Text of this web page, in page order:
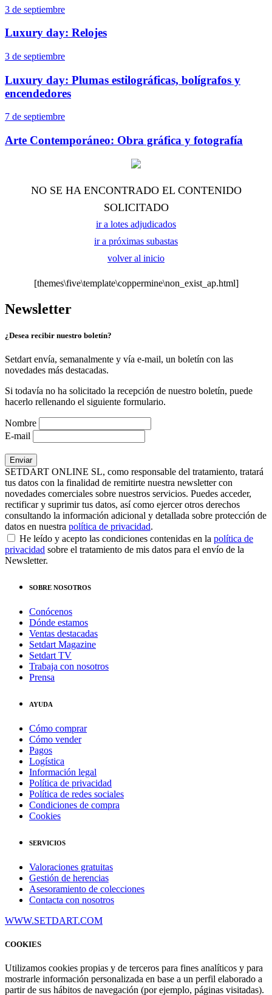
3 de septiembre
Luxury day: Relojes
3 de septiembre
Luxury day: Plumas estilográficas, bolígrafos y
encendedores
7 de septiembre
Arte Contemporáneo: Obra gráfica y fotografía
NO SE HA ENCONTRADO EL CONTENIDO
SOLICITADO
ir a lotes adjudicados
ir a próximas subastas
volver al inicio
[themes\five\template\coppermine\non_exist_ap.html]
Newsletter
¿Desea recibir nuestro boletín?
Setdart envía, semanalmente y vía e-mail, un boletín con las
novedades más destacadas.
Si todavía no ha solicitado la recepción de nuestro boletín, puede
hacerlo rellenando el siguiente formulario.
Nombre
E-mail
SETDART ONLINE SL, como responsable del tratamiento, tratará
tus datos con la finalidad de remitirte nuestra newsletter con
novedades comerciales sobre nuestros servicios. Puedes acceder,
rectificar y suprimir tus datos, así como ejercer otros derechos
consultando la información adicional y detallada sobre protección de
datos en nuestra política de privacidad.
He leído y acepto las condiciones contenidas en la política de
privacidad sobre el tratamiento de mis datos para el envío de la
Newsletter.
SOBRE NOSOTROS
Conócenos
Dónde estamos
Ventas destacadas
Setdart Magazine
Setdart TV
Trabaja con nosotros
Prensa
AYUDA
Cómo comprar
Cómo vender
Pagos
Logística
Información legal
Política de privacidad
Política de redes sociales
Condiciones de compra
Cookies
SERVICIOS
Valoraciones gratuitas
Gestión de herencias
Asesoramiento de colecciones
Contacta con nosotros
WWW.SETDART.COM
COOKIES
Utilizamos cookies propias y de terceros para fines analíticos y para
mostrarle información personalizada en base a un perfil elaborado a
partir de sus hábitos de navegación (por ejemplo, páginas visitadas).